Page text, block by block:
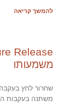
להמשך קריאה
משמעותו
שחרור לחץ
משתנה בעקבות